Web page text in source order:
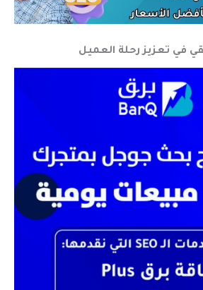
في تعزيز رحلة العميل